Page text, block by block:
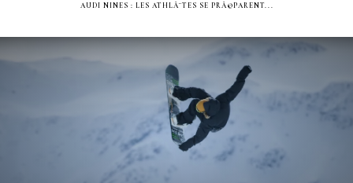
AUDI NINES : LES ATHLÃ¨TES SE PRÃ©PARENT...